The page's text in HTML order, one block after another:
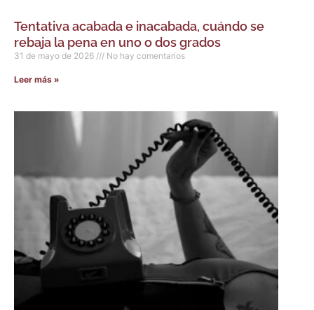
Tentativa acabada e inacabada, cuándo se
rebaja la pena en uno o dos grados
31 de mayo de 2026 No hay comentarios
Leer más »